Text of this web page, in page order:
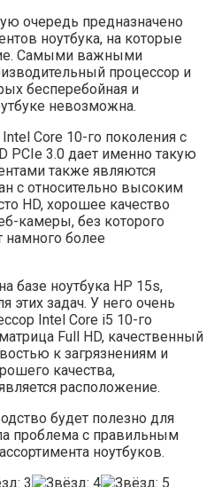
очередь предназначено
ноутбука, на которые
Самыми важными
процессор и
бесперебойная и
невозможна.
Core 10-го поколения с
PCIe 3.0 дает именно такую
также являются
с относительно высоким
HD, хорошее качество
камеры, без которого
намного более
базе ноутбука HP 15s,
этих задач. У него очень
Intel Core i5 10-го
Full HD, качественный
к загрязнениям и
качества,
расположение.
будет полезно для
проблема с правильным
ноутбуков.